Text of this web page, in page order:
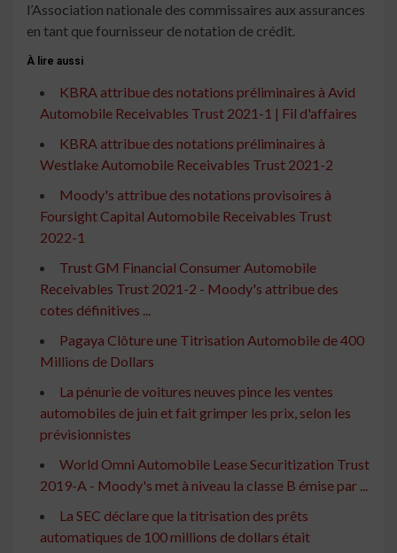
l’Association nationale des commissaires aux assurances
en tant que fournisseur de notation de crédit.
À lire aussi
KBRA attribue des notations préliminaires à Avid
Automobile Receivables Trust 2021-1 | Fil d'affaires
KBRA attribue des notations préliminaires à
Westlake Automobile Receivables Trust 2021-2
Moody's attribue des notations provisoires à
Foursight Capital Automobile Receivables Trust
2022-1
Trust GM Financial Consumer Automobile
Receivables Trust 2021-2 - Moody's attribue des
cotes définitives ...
Pagaya Clôture une Titrisation Automobile de 400
Millions de Dollars
La pénurie de voitures neuves pince les ventes
automobiles de juin et fait grimper les prix, selon les
prévisionnistes
World Omni Automobile Lease Securitization Trust
2019-A - Moody's met à niveau la classe B émise par ...
La SEC déclare que la titrisation des prêts
automatiques de 100 millions de dollars était